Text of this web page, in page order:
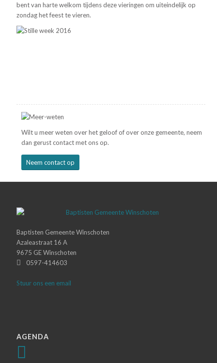
bent van harte welkom tijdens deze vieringen om uiteindelijk op
zondag het feest te vieren.
Wilt u meer weten over het geloof of over onze gemeente, neem
dan gerust contact met ons op.
Neem contact op
Baptisten Gemeente Winschoten
Azaleastraat 16 A
9675 GE Winschoten
0597-414603
Stuur ons een email
AGENDA